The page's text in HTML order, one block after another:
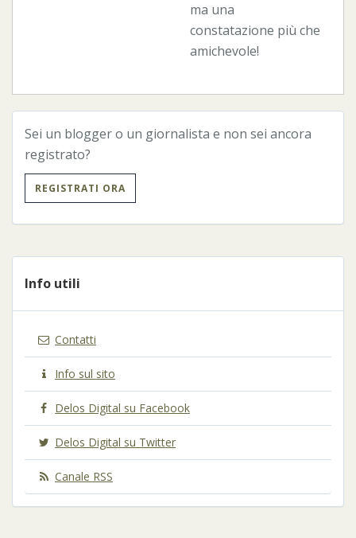
ma una
constatazione più che
amichevole!
Sei un blogger o un giornalista e non sei ancora
registrato?
REGISTRATI ORA
Info utili
Contatti
Info sul sito
Delos Digital su Facebook
Delos Digital su Twitter
Canale RSS